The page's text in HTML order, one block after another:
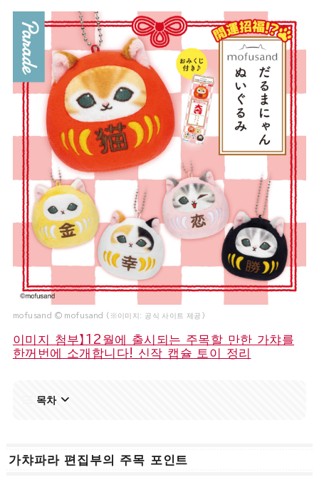
Powered by GliaStudios
mofusand © mofusand (※이미지: 공식 사이트 제공)
이미지 첨부】12월에 출시되는 주목할 만한 가챠를
한꺼번에 소개합니다! 신작 캡슐 토이 정리
목차
가챠파라 편집부의 주목 포인트